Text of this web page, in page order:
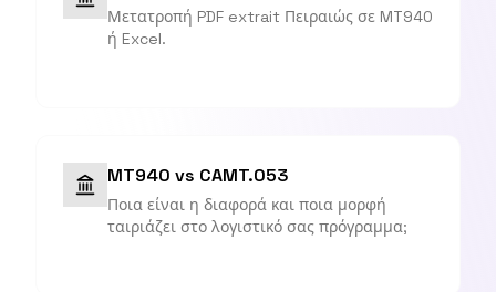
Μετατροπή PDF extrait Πειραιώς σε MT940
ή Excel.
MT940 vs CAMT.053
Ποια είναι η διαφορά και ποια μορφή
ταιριάζει στο λογιστικό σας πρόγραμμα;